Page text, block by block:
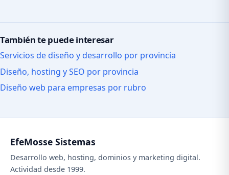
También te puede interesar
Servicios de diseño y desarrollo por provincia
Diseño, hosting y SEO por provincia
Diseño web para empresas por rubro
EfeMosse Sistemas
Desarrollo web, hosting, dominios y marketing digital.
Actividad desde 1999.